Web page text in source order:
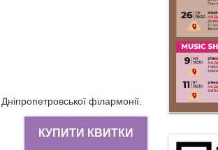
філармонії.
КУПИТИ КВИТКИ